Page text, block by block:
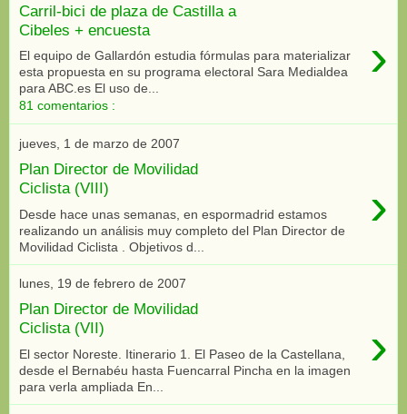
Carril-bici de plaza de Castilla a
Cibeles + encuesta
›
El equipo de Gallardón estudia fórmulas para materializar
esta propuesta en su programa electoral Sara Medialdea
para ABC.es El uso de...
81 comentarios :
jueves, 1 de marzo de 2007
Plan Director de Movilidad
Ciclista (VIII)
›
Desde hace unas semanas, en espormadrid estamos
realizando un análisis muy completo del Plan Director de
Movilidad Ciclista . Objetivos d...
lunes, 19 de febrero de 2007
Plan Director de Movilidad
Ciclista (VII)
›
El sector Noreste. Itinerario 1. El Paseo de la Castellana,
desde el Bernabéu hasta Fuencarral Pincha en la imagen
para verla ampliada En...